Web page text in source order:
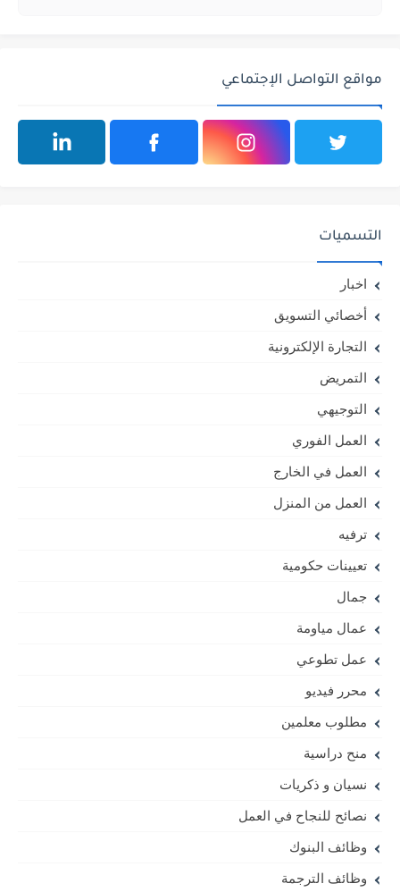
مواقع التواصل الإجتماعي
التسميات
اخبار
أخصائي التسويق
التجارة الإلكترونية
التمريض
التوجيهي
العمل الفوري
العمل في الخارج
العمل من المنزل
ترفيه
تعيينات حكومية
جمال
عمال مياومة
عمل تطوعي
محرر فيديو
مطلوب معلمين
منح دراسية
نسيان و ذكريات
نصائح للنجاح في العمل
وظائف البنوك
وظائف الترجمة